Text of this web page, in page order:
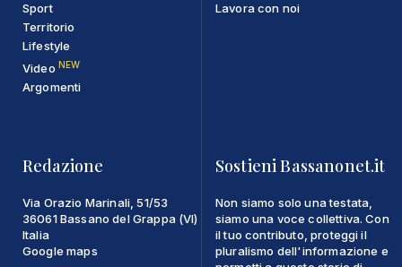
Sport
Territorio
Lifestyle
Video NEW
Argomenti
Lavora con noi
Redazione
Via Orazio Marinali, 51/53
36061 Bassano del Grappa (VI)
Italia
Google maps
Sostieni Bassanonet.it
Non siamo solo una testata,
siamo una voce collettiva. Con
il tuo contributo, proteggi il
pluralismo dell'informazione e